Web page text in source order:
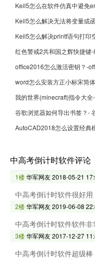
红色警戒2共和国之辉快捷键
office2016怎么激活密钥？-
word怎么安装方正小标宋简
我的世界(minecraft)指令大
谷歌浏览器如何导出书签？-
AutoCAD2018怎么设置经典
中高考倒计时软件评论
1楼华军网友2018-05-21
中高考倒计时软件很好用
2楼华军网友2019-06-08
中高考倒计时软件软件
3楼华军网友2017-12-27
中高考倒计时软件超级棒